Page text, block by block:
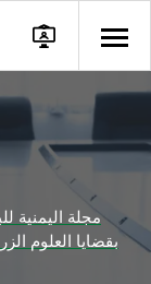
مجلة اليمنية